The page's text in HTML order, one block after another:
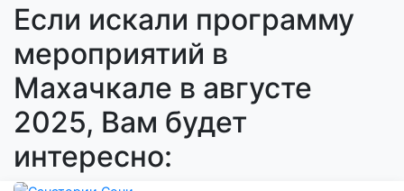
Если искали программу
мероприятий в
Махачкале в августе
2025, Вам будет
интересно: